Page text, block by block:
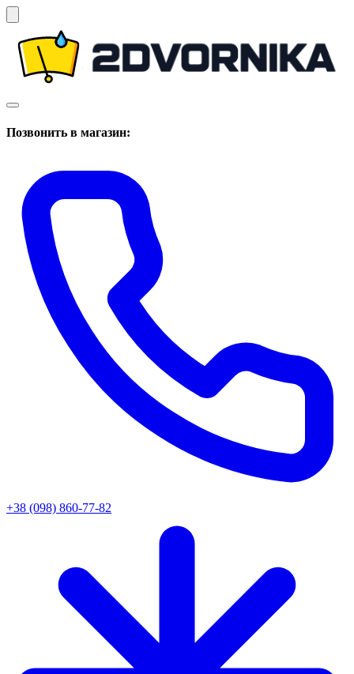
Позвонить в магазин:
+38 (098) 860-77-82